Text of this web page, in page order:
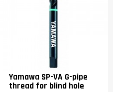
Yamawa SP-VA G-pipe
thread for blind hole